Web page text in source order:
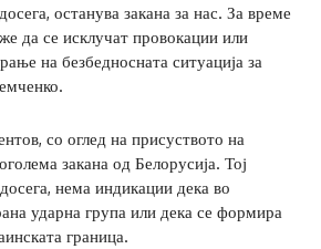
останува закана за нас. За време
да се исклучат провокации или
на безбедносната ситуација за
со оглед на присуството на
закана од Белорусија. Тој
нема индикации дека во
ударна група или дека се формира
граница.